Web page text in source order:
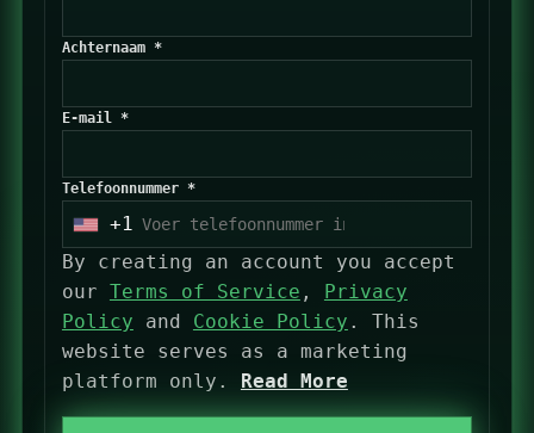
Achternaam *
E-mail *
Telefoonnummer *
U
i
t
e
d
S
+1
By creating an account you accept
our Terms of Service ,
Privacy
Policy and Cookie Policy . This
website serves as a marketing
platform only.
Read More